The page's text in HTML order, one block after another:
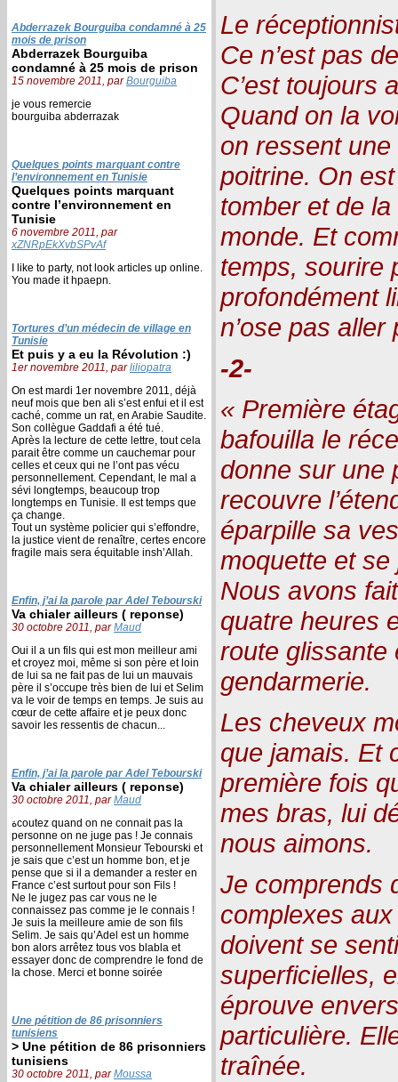
Abderrazek Bourguiba condamné à 25
mois de prison
Abderrazek Bourguiba
condamné à 25 mois de prison
15 novembre 2011, parBourguiba
je vous remercie
bourguiba abderrazak
Quelques points marquant contre
l’environnement en Tunisie
Quelques points marquant
contre l’environnement en
Tunisie
6 novembre 2011, par
xZNRpEkXvbSPvAf
I like to party, not look articles up online.
You made it hpaepn.
Tortures d’un médecin de village en
Tunisie
Et puis y a eu la Révolution :)
1er novembre 2011, parliliopatra
On est mardi 1er novembre 2011, déjà
neuf mois que ben ali s’est enfui et il est
caché, comme un rat, en Arabie Saudite.
Son collègue Gaddafi a été tué.
Après la lecture de cette lettre, tout cela
parait être comme un cauchemar pour
celles et ceux qui ne l’ont pas vécu
personnellement. Cependant, le mal a
sévi longtemps, beaucoup trop
longtemps en Tunisie. Il est temps que
ça change.
Tout un système policier qui s’effondre,
la justice vient de renaître, certes encore
fragile mais sera équitable insh’Allah.
Enfin, j’ai la parole par Adel Tebourski
Va chialer ailleurs ( reponse)
30 octobre 2011, parMaud
Oui il a un fils qui est mon meilleur ami
et croyez moi, même si son père et loin
de lui sa ne fait pas de lui un mauvais
père il s’occupe très bien de lui et Selim
va le voir de temps en temps. Je suis au
cœur de cette affaire et je peux donc
savoir les ressentis de chacun...
Enfin, j’ai la parole par Adel Tebourski
Va chialer ailleurs ( reponse)
30 octobre 2011, parMaud
ةcoutez quand on ne connait pas la
personne on ne juge pas ! Je connais
personnellement Monsieur Tebourski et
je sais que c’est un homme bon, et je
pense que si il a demander a rester en
France c’est surtout pour son Fils !
Ne le jugez pas car vous ne le
connaissez pas comme je le connais !
Je suis la meilleure amie de son fils
Selim. Je sais qu’Adel est un homme
bon alors arrêtez tous vos blabla et
essayer donc de comprendre le fond de
la chose. Merci et bonne soirée
Une pétition de 86 prisonniers
tunisiens
> Une pétition de 86 prisonniers
tunisiens
30 octobre 2011, parMoussa
Le
Ce n’est pas
C’est toujours
Quand on la
on ressent
poitrine. On
tomber et de
monde. Et
temps, sourire
profondément
n’ose pas aller
-2-
« Première
bafouilla le
donne sur une
recouvre
éparpille sa
moquette et
Nous avons
quatre heures
route glissante
gendarmerie.
Les cheveux
que jamais. Et
première fois
mes bras, lui
nous aimons.
Je comprends
complexes
doivent se
superficielles,
éprouve
particulière.
traînée.